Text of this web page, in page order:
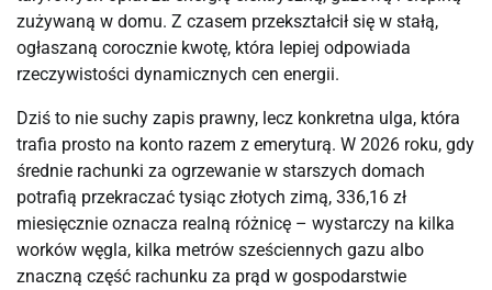
zużywaną w domu. Z czasem przekształcił się w stałą,
ogłaszaną corocznie kwotę, która lepiej odpowiada
rzeczywistości dynamicznych cen energii.
Dziś to nie suchy zapis prawny, lecz konkretna ulga, która
trafia prosto na konto razem z emeryturą. W 2026 roku, gdy
średnie rachunki za ogrzewanie w starszych domach
potrafią przekraczać tysiąc złotych zimą, 336,16 zł
miesięcznie oznacza realną różnicę – wystarczy na kilka
worków węgla, kilka metrów sześciennych gazu albo
znaczną część rachunku za prąd w gospodarstwie